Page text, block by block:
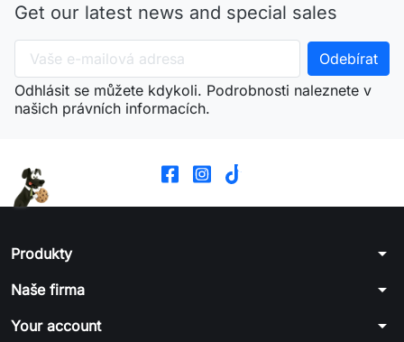
Get our latest news and special sales
Odhlásit se můžete kdykoli. Podrobnosti naleznete v
našich právních informacích.
Produkty arrow_drop_down
Naše firma arrow_drop_down
Your account arrow_drop_down